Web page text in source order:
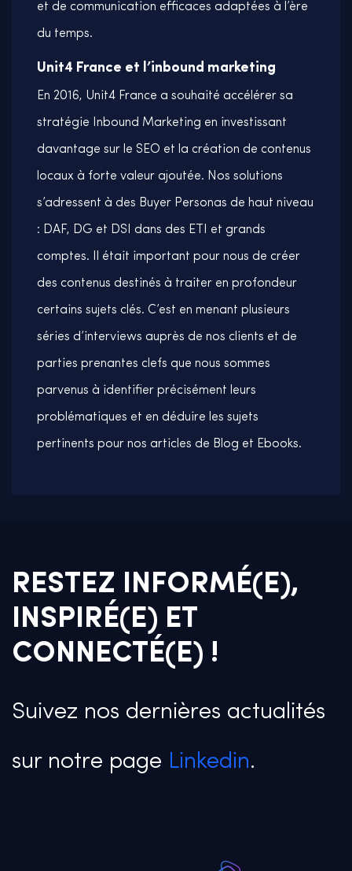
et de communication efficaces adaptées à l’ère
du temps.
Unit4 France et l’inbound marketing
En 2016, Unit4 France a souhaité accélérer sa
stratégie Inbound Marketing en investissant
davantage sur le SEO et la création de contenus
locaux à forte valeur ajoutée. Nos solutions
s’adressent à des Buyer Personas de haut niveau
: DAF, DG et DSI dans des ETI et grands
comptes. Il était important pour nous de créer
des contenus destinés à traiter en profondeur
certains sujets clés. C’est en menant plusieurs
séries d’interviews auprès de nos clients et de
parties prenantes clefs que nous sommes
parvenus à identifier précisément leurs
problématiques et en déduire les sujets
pertinents pour nos articles de Blog et Ebooks.
RESTEZ INFORMÉ(E),
INSPIRÉ(E) ET
CONNECTÉ(E) !
Suivez nos dernières actualités
sur notre page Linkedin.